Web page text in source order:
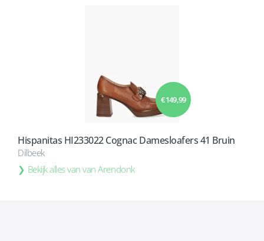
€ 149,99
Hispanitas HI233022 Cognac Damesloafers 41 Bruin
Dilbeek
Bekijk alles van van Arendonk